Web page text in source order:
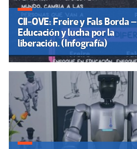
CII-OVE: Freire y Fals Borda –
Educación y lucha por la
liberación. (Infografía)